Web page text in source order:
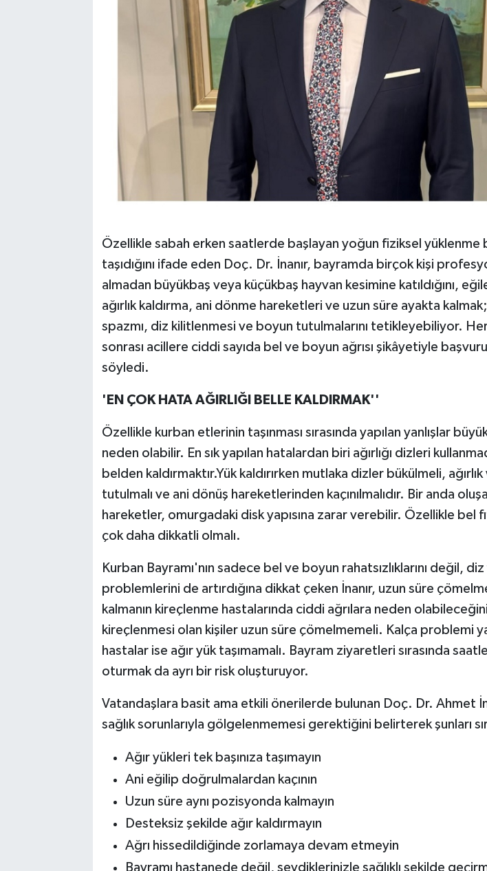
Özellikle sabah erken saatlerde başlayan yoğun fiziksel yüklenme
taşıdığını ifade eden Doç. Dr. İnanır, bayramda birçok kişi
almadan büyükbaş veya küçükbaş hayvan kesimine katıldığını,
ağırlık kaldırma, ani dönme hareketleri ve uzun süre ayakta kalmak;
spazmı, diz kilitlenmesi ve boyun tutulmalarını tetikleyebiliyor.
sonrası acillere ciddi sayıda bel ve boyun ağrısı şikâyetiyle
söyledi.
'EN ÇOK HATA AĞIRLIĞI BELLE KALDIRMAK''
Özellikle kurban etlerinin taşınması sırasında yapılan yanlışlar
neden olabilir. En sık yapılan hatalardan biri ağırlığı dizleri
belden kaldırmaktır.Yük kaldırırken mutlaka dizler bükülmeli, ağırlık
tutulmalı ve ani dönüş hareketlerinden kaçınılmalıdır. Bir anda
hareketler, omurgadaki disk yapısına zarar verebilir. Özellikle bel
çok daha dikkatli olmalı.
Kurban Bayramı'nın sadece bel ve boyun rahatsızlıklarını değil,
problemlerini de artırdığına dikkat çeken İnanır, uzun süre
kalmanın kireçlenme hastalarında ciddi ağrılara neden
kireçlenmesi olan kişiler uzun süre çömelmemeli. Kalça problemi
hastalar ise ağır yük taşımamalı. Bayram ziyaretleri sırasında
oturmak da ayrı bir risk oluşturuyor.
Vatandaşlara basit ama etkili önerilerde bulunan Doç. Dr. Ahmet
sağlık sorunlarıyla gölgelenmemesi gerektiğini belirterek şunları
Ağır yükleri tek başınıza taşımayın
Ani eğilip doğrulmalardan kaçının
Uzun süre aynı pozisyonda kalmayın
Desteksiz şekilde ağır kaldırmayın
Ağrı hissedildiğinde zorlamaya devam etmeyin
Bayramı hastanede değil, sevdiklerinizle sağlıklı şekilde